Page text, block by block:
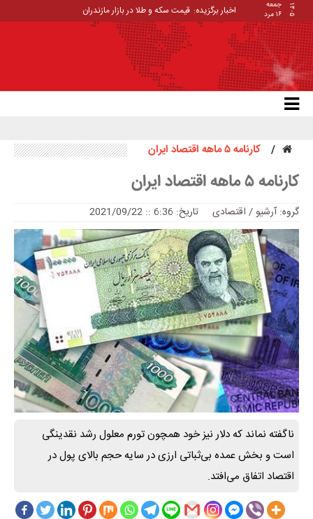
۱۴۰۵
جمعه
۱۶ مرد
اخبار برگزیده: قیمت سکه و طلا در بازار مازندران
کارنامه ۵ ماهه اقتصاد ایران
کارنامه ۵ ماهه اقتصاد ایران
گروه:آرشیو/ اقتصادی تاریخ: 6:36 :: 2021/09/22
ناگفته نماند که دلار نیز خود همچون تورم معلول رشد نقدینگی
است و بخش عمده بی‌ثباتی ارزی در سایه حجم بالای پول در
اقتصاد اتفاق می‌افتد.